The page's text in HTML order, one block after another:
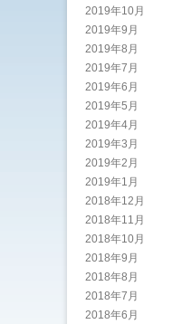
2019年10月
2019年9月
2019年8月
2019年7月
2019年6月
2019年5月
2019年4月
2019年3月
2019年2月
2019年1月
2018年12月
2018年11月
2018年10月
2018年9月
2018年8月
2018年7月
2018年6月